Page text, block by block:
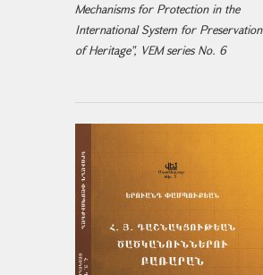
Mechanisms for Protection in the
International System for Preservation
of Heritage", VEM series No. 6